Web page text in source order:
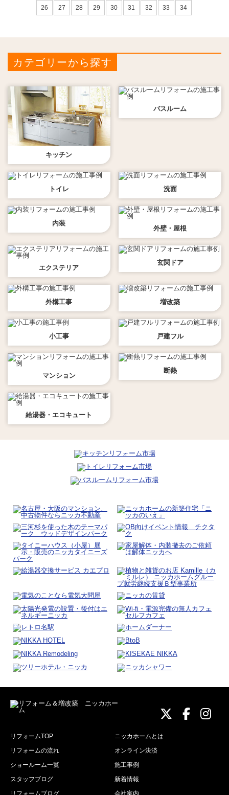
26 27 28 29 30 31 32 33 34
カテゴリーから探す
キッチン
バスルーム
トイレ 洗面
内装
外壁・屋根
エクステリア
玄関ドア
外構工事 増改築
小工事 戸建フル
マンション
断熱
給湯器・エコキュート
ニッカ
ニッニ
リフォームTOP
ニッカホームとは
リフォームの流れ
オンライン決済
ショールーム一覧
施工事例
スタッフブログ
新着情報
リフォームブログ
会社案内